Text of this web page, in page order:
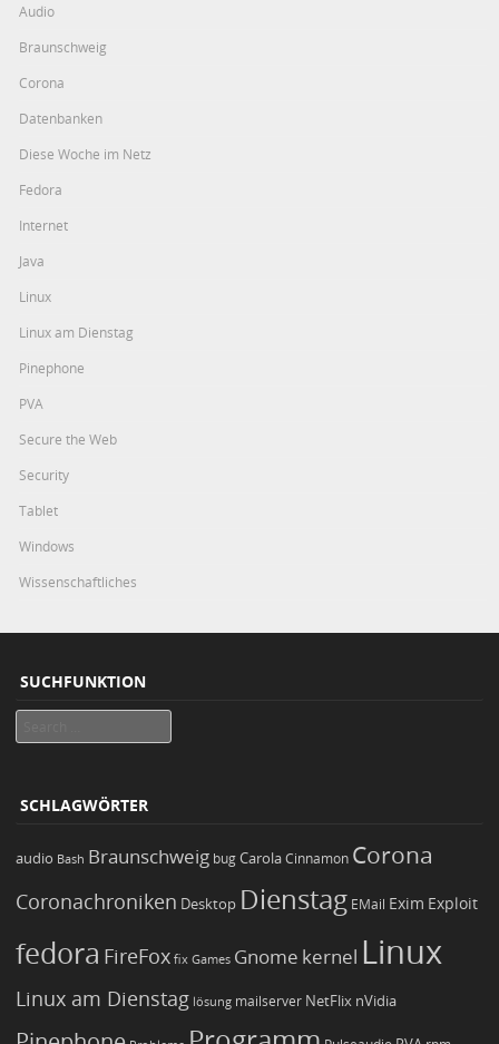
Audio
Braunschweig
Corona
Datenbanken
Diese Woche im Netz
Fedora
Internet
Java
Linux
Linux am Dienstag
Pinephone
PVA
Secure the Web
Security
Tablet
Windows
Wissenschaftliches
SUCHFUNKTION
SCHLAGWÖRTER
audio Bash Braunschweig bugCarola Cinnamon Corona
Coronachroniken Desktop Dienstag EMail Exim Exploit
fedora FireFox fix Games Gnome kernel Linux
Linux am Dienstag lösung mailserver NetFlix nVidia